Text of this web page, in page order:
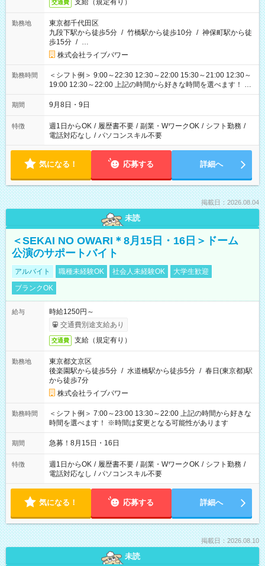
交通費 支給（規定有り）
勤務地
東京都千代田区
九段下駅から徒歩5分 / 竹橋駅から徒歩10分 / 神保町駅から徒
歩15分 / …
株式会社ライブパワー
勤務時間
＜シフト例＞ 9:00～22:30 12:30～22:00 15:30～21:00 12:30～
19:00 12:30～22:00 上記の時間から好きな時間を選べます！ ※
時間は変更となる可能性があります
期間 9月8日・9日
特徴 週1日からOK / 履歴書不要 / 副業・WワークOK / シフト勤務 /
電話対応なし / パソコンスキル不要
気になる！ 応募する 詳細へ
掲載日：2026.08.04
未読
＜SEKAI NO OWARI＊8月15日・16日＞ドーム
公演のサポートバイト
アルバイト 職種未経験OK 社会人未経験OK
大学生歓迎
ブランクOK
給与
時給1250円～
交通費別途支給あり
交通費 支給（規定有り）
勤務地
東京都文京区
後楽園駅から徒歩5分 / 水道橋駅から徒歩5分 / 春日(東京都)駅
から徒歩7分
株式会社ライブパワー
勤務時間
＜シフト例＞ 7:00～23:00 13:30～22:00 上記の時間から好きな
時間を選べます！ ※時間は変更となる可能性があります
期間 急募！8月15日・16日
特徴 週1日からOK / 履歴書不要 / 副業・WワークOK / シフト勤務 /
電話対応なし / パソコンスキル不要
気になる！ 応募する 詳細へ
掲載日：2026.08.10
未読